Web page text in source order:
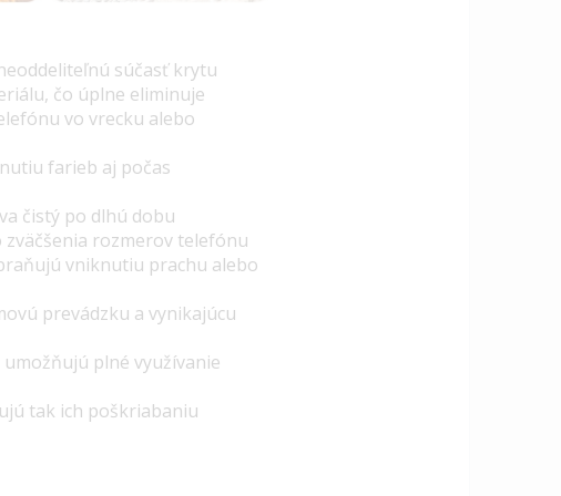
súčasť krytu
, čo úplne eliminuje
vo vrecku alebo
farieb aj počas
čistý po dlhú dobu
rozmerov telefónu
vniknutiu prachu alebo
prevádzku a vynikajúcu
plné využívanie
tak ich poškriabaniu